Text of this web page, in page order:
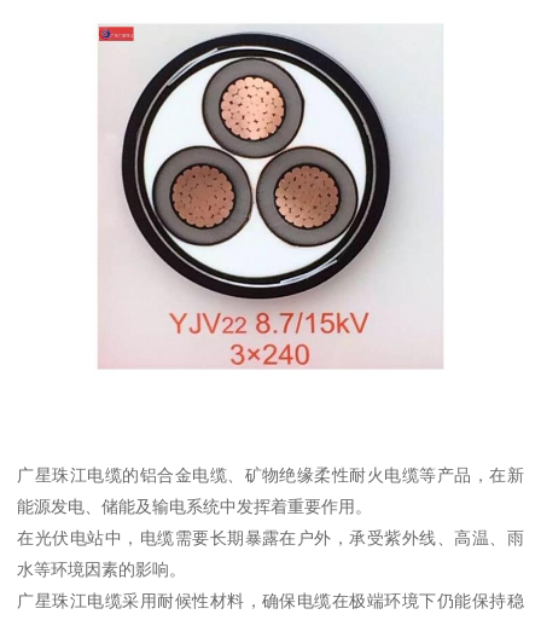
广星珠江电缆的铝合金电缆、矿物绝缘柔性耐火电缆等产品，在新
能源发电、储能及输电系统中发挥着重要作用。
在光伏电站中，电缆需要长期暴露在户外，承受紫外线、高温、雨
水等环境因素的影响。
广星珠江电缆采用耐候性材料，确保电缆在极端环境下仍能保持稳